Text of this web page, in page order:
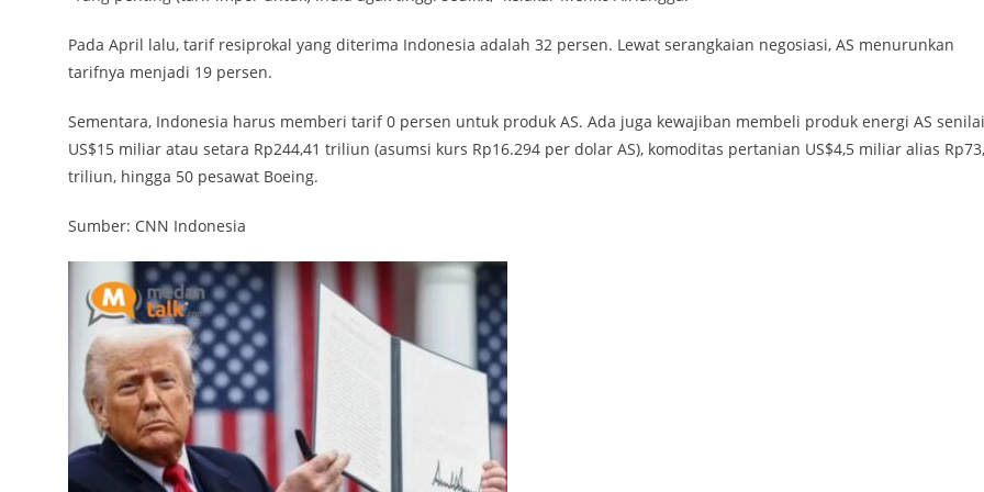
Pada April lalu, tarif resiprokal yang diterima Indonesia adalah 32 persen. Lewat serangkaian negosiasi, AS menurunkan
tarifnya menjadi 19 persen.
Sementara, Indonesia harus memberi tarif 0 persen untuk produk AS. Ada juga kewajiban membeli produk energi AS senilai
US$15 miliar atau setara Rp244,41 triliun (asumsi kurs Rp16.294 per dolar AS), komoditas pertanian US$4,5 miliar alias
triliun, hingga 50 pesawat Boeing.
Sumber: CNN Indonesia